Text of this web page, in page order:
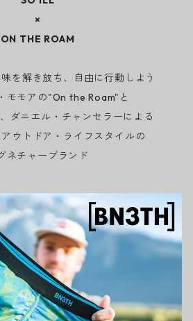
×
ON THE ROAM
を解き放ち、自由に行動しよう
モモアの"On the Roam"と
ダニエル・チャンセラーによる
ウトドア・ライフスタイルの
ネチャーブランド